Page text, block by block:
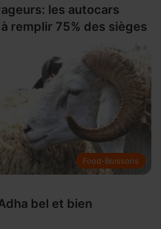
les autocars
remplir 75% des sièges
Food-Boissons
bel et bien